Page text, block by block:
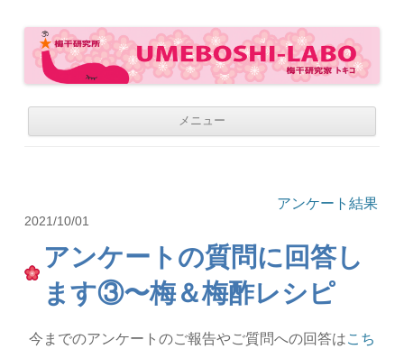
WE LOVE UMEBOSHI
メニュー
アンケート結果
2021/10/01
アンケートの質問に回答し
ます③〜梅＆梅酢レシピ
今までのアンケートのご報告やご質問への回答はこち